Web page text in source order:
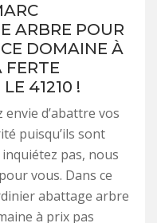
ARBRE POUR
DOMAINE À
FERTE
41210 !
d’abattre vos
puisqu’ils sont
pas, nous
vous. Dans ce
abattage arbre
à prix pas